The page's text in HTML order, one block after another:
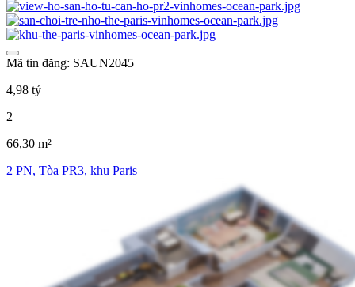
Mã tin đăng: SAUN2045
4,98 tỷ
2
66,30 m²
2 PN, Tòa PR3, khu Paris